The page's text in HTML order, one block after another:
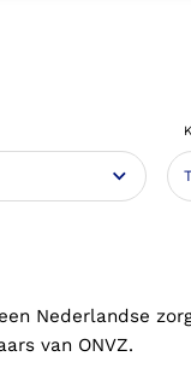
Kousen
3D
Been
Hoofd
Hand &
Nederlandse
van ONVZ.